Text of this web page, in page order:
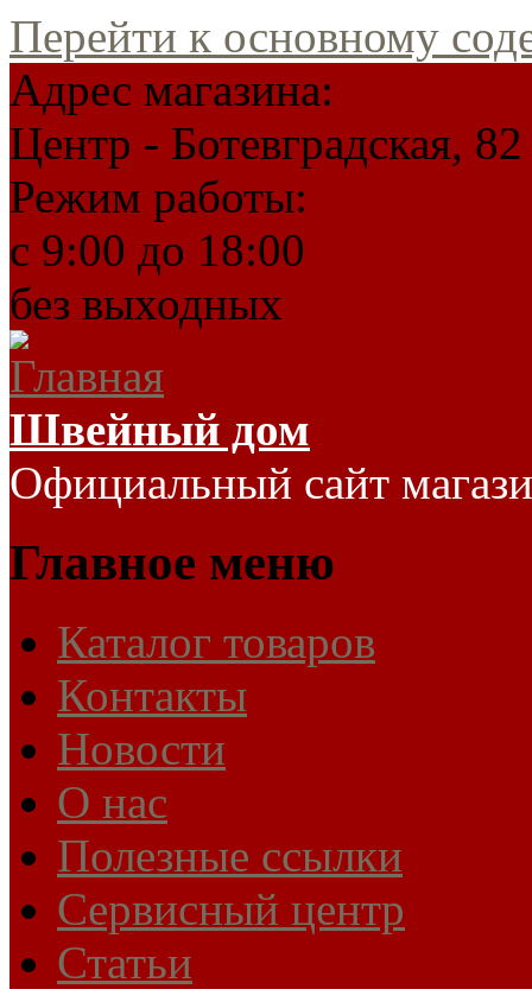
Перейти к основному
Адрес магазина:
Центр - Ботевградская, 82
Режим работы:
c 9:00 до 18:00
без выходных
Швейный дом
Официальный сайт
Главное меню
Каталог товаров
Контакты
Новости
О нас
Полезные ссылки
Сервисный центр
Статьи